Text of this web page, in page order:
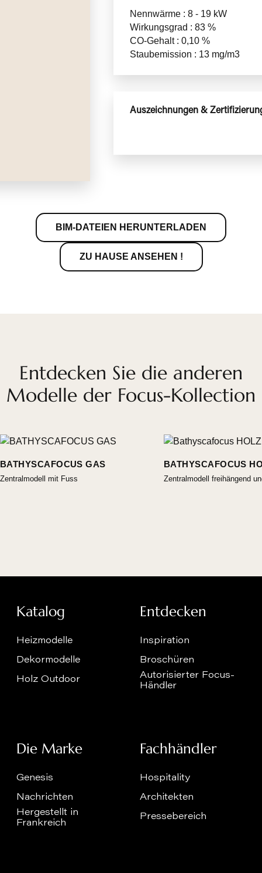
Nennwärme : 8 - 19 kW
Wirkungsgrad : 83 %
CO-Gehalt : 0,10 %
Staubemission : 13 mg/m3
Auszeichnungen &
BIM-DATEIEN HERUNTERLADEN
ZU HAUSE ANSEHEN !
Entdecken Sie die anderen
Modelle der Focus-Kollection
BATHYSCAFOCUS GAS
Zentralmodell mit Fuss
BATHYSCAFOCUS
Zentralmodell freihängend
Katalog
Heizmodelle
Dekormodelle
Holz Outdoor
Entdecken
Inspiration
Broschüren
Autorisierter Focus-
Händler
Die Marke
Genesis
Nachrichten
Hergestellt in
Frankreich
Fachhändler
Hospitality
Architekten
Pressebereich